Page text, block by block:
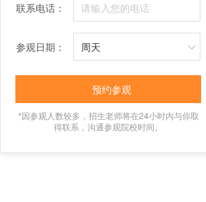
联系电话：
参观日期：
*因参观人数较多，招生老师将在24小时内与你取
得联系，沟通参观院校时间。